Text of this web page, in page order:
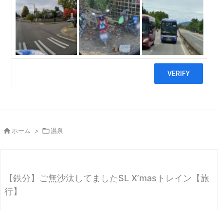
 ホーム > 温泉
【鉄分】ご無沙汰してましたSL X’masトレイン【旅
行】